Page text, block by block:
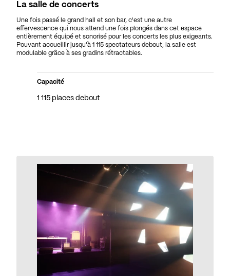
La salle de concerts
Une fois passé le grand hall et son bar, c'est une autre
effervescence qui nous attend une fois plongés dans cet espace
entièrement équipé et sonorisé pour les concerts les plus exigeants.
Pouvant accueillir jusqu'à 1 115 spectateurs debout, la salle est
modulable grâce à ses gradins rétractables.
Capacité
1 115 places debout